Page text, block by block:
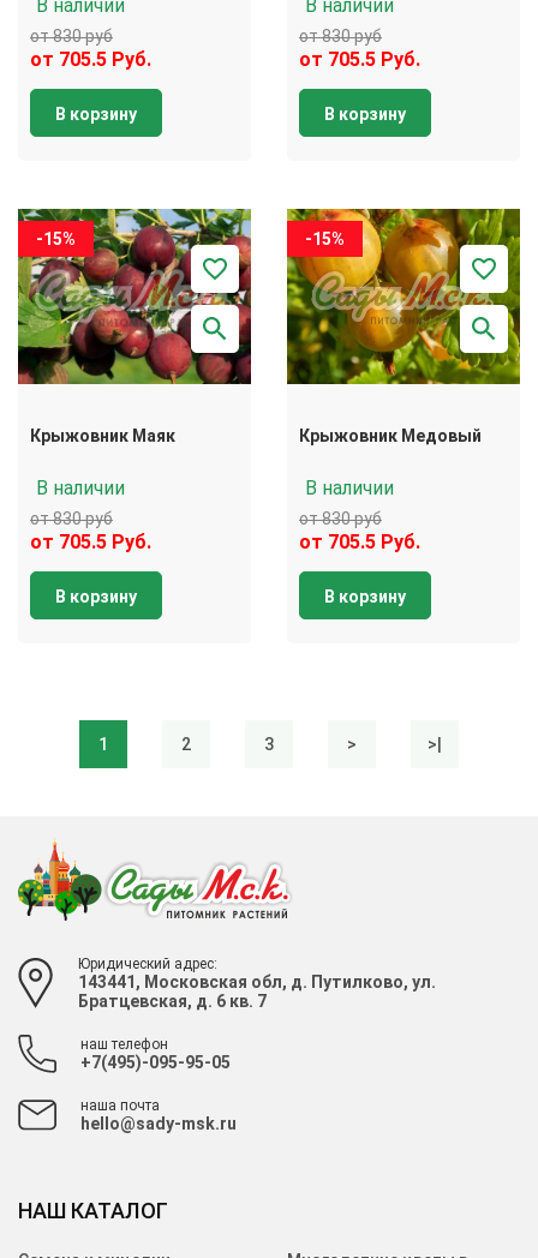
В наличии
от 830 руб
от 705.5 Руб.
В корзину
В наличии
от 830 руб
от 705.5 Руб.
В корзину
-15%
Крыжовник Маяк
В наличии
от 830 руб
от 705.5 Руб.
В корзину
-15%
Крыжовник Медовый
В наличии
от 830 руб
от 705.5 Руб.
В корзину
1 2 3 > >|
Юридический адрес:
143441, Московская обл, д. Путилково, ул.
Братцевская, д. 6 кв. 7
наш телефон
+7(495)-095-95-05
наша почта
hello@sady-msk.ru
НАШ КАТАЛОГ